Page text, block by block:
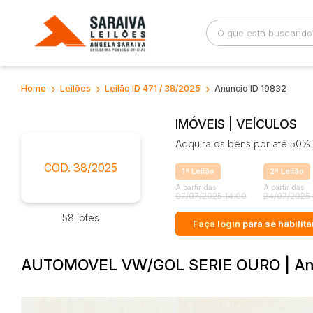
Busca por palavra-chave Categoria
Comitente
Home Leilões Leilão ID 471 / 38/2025 Anúncio ID 19832
COD. 38/2025
58 lotes
IMÓVEIS | VEÍCULOS
Adquira os bens por até
1ª Leilão
A partir das
07/07/2025 14:00
2ª Leilão
A partir das
24/07/2025
Faça login para se
AUTOMOVEL VW/GOL SERIE OURO |